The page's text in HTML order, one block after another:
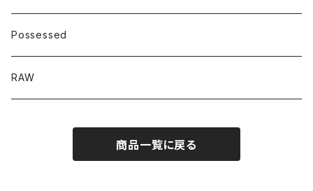
Possessed
RAW
商品一覧に戻る